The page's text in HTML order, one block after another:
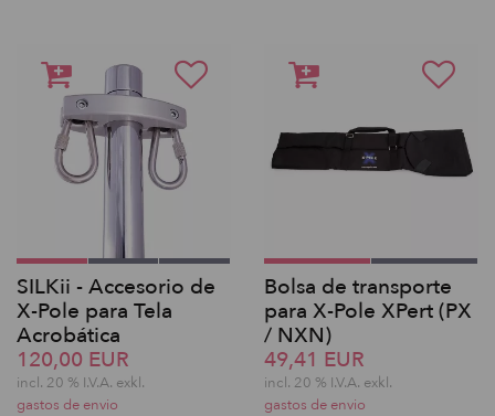
SILKii - Accesorio de
X-Pole para Tela
Acrobática
120,00 EUR
incl. 20 % I.V.A. exkl.
gastos de envio
Bolsa de transporte
para X-Pole XPert (PX
/ NXN)
49,41 EUR
incl. 20 % I.V.A. exkl.
gastos de envio